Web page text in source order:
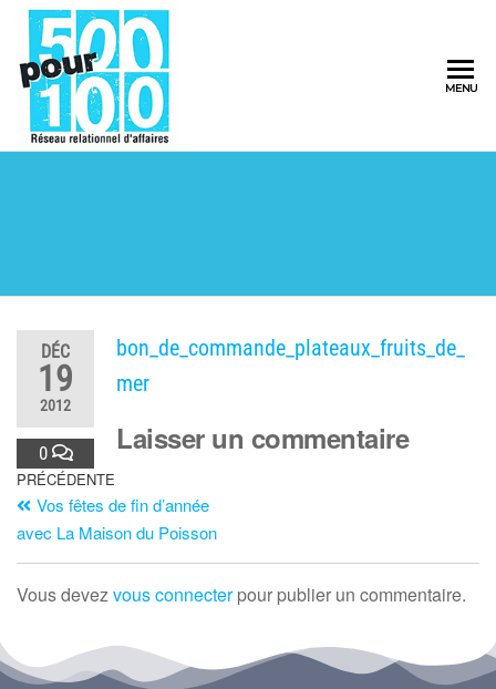
MENU
DÉC
19
2012
0
bon_de_commande_plateaux_fruits_de_
mer
PRÉCÉDENTE
Vos fêtes de fin d’année
avec La Maison du Poisson
Laisser un commentaire
Vous devezvous connecterpour publier un commentaire.